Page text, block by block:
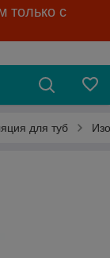
с
для туб